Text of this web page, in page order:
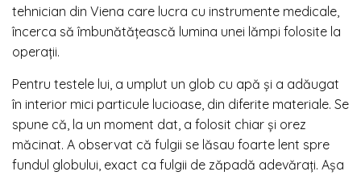
tehnician din Viena care lucra cu instrumente medicale,
încerca să îmbunătățească lumina unei lămpi folosite la
operații.
Pentru testele lui, a umplut un glob cu apă și a adăugat
în interior mici particule lucioase, din diferite materiale. Se
spune că, la un moment dat, a folosit chiar și orez
măcinat. A observat că fulgii se lăsau foarte lent spre
fundul globului, exact ca fulgii de zăpadă adevărați. Așa